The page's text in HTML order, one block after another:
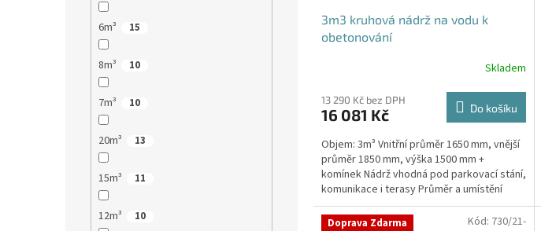
6m³ 15
8m³ 10
7m³ 10
20m³ 13
15m³ 11
12m³ 10
3m3 kruhová nádrž na vodu k
obetonování
Skladem
13 290 Kč bez DPH
16 081 Kč Do košíku
Objem: 3m³ Vnitřní průměr 1650 mm, vnější
průměr 1850 mm, výška 1500 mm +
komínek Nádrž vhodná pod parkovací stání,
komunikace i terasy Průměr a umístění
přítoku/ů, odtoku/ů...
Doprava Zdarma Kód: 730/21-